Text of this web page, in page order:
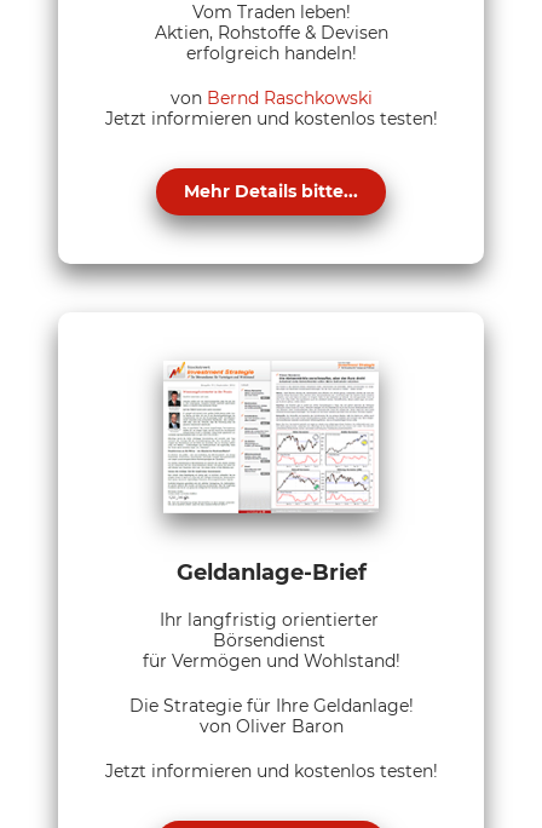
Vom Traden leben!
Aktien, Rohstoffe & Devisen
erfolgreich handeln!
von Bernd Raschkowski
Jetzt informieren und kostenlos testen!
Mehr Details bitte...
Geldanlage-Brief
Ihr langfristig orientierter
Börsendienst
für Vermögen und Wohlstand!
Die Strategie für Ihre Geldanlage!
von Oliver Baron
Jetzt informieren und kostenlos testen!